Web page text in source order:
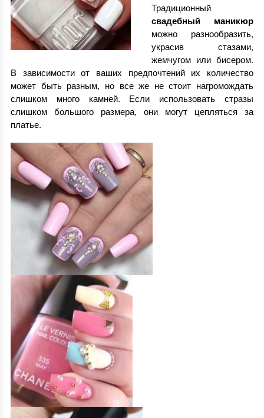
Традиционный
свадебный маникюр
можно разнообразить,
украсив стазами,
жемчугом или бисером.
В зависимости от ваших предпочтений их количество
может быть разным, но все же не стоит нагромождать
слишком много камней. Если использовать стразы
слишком большого размера, они могут цепляться за
платье.